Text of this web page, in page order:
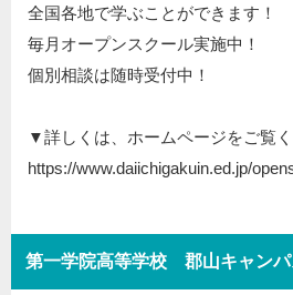
全国各地で学ぶことができます！
毎月オープンスクール実施中！
個別相談は随時受付中！
▼詳しくは、ホームページをご覧
https://www.daiichigakuin.ed.jp/
第一学院高等学校 郡山キャンパ